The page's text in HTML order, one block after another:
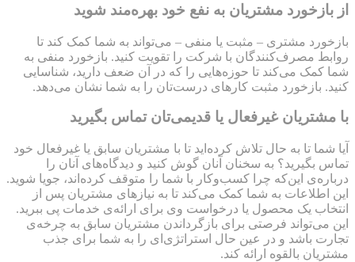
از بازخورد مشتریان به نفع خود بهره‌مند شوید
بازخورد مشتری – مثبت یا منفی – می‌تواند به شما کمک کند تا
روابط مصرف‌کنندگان با شرکت را تقویت کنید. بازخورد منفی به
شما کمک می‌کند تا حوزه‌هایی را که در آن ضعف دارید، شناسایی
کنید. بازخورد مثبت کارهای درست‌تان را به شما نشان می‌دهد.
با مشتریان غیرفعال یا قدیمی‌تان تماس بگیرید
آیا شما تا به حال تلاش کرده‌اید تا با مشتریان‌ سابق یا غیرفعال خود
تماس بگیرید؟ به سخنان آنان گوش کنید و دیدگاه‌های آنان را
درباره‌ی این‌که چرا کسب‌وکار با شما را متوقف کرده‌اند، جویا شوید.
این اطلاعات به شما کمک می‌کند تا به نیازهای مشتریان‌ پس از
انتخاب یک محصول یا درخواست وی برای ارائه‌ی خدمات پی ببرید.
این می‌تواند فرصتی برای بازگرداندن مشتریان‌ سابق به چرخه‌ی
تجارت باشد و در عین حال استراتژی‌ای را به شما برای جذب
مشتریان‌ بالقوه ارائه کند.